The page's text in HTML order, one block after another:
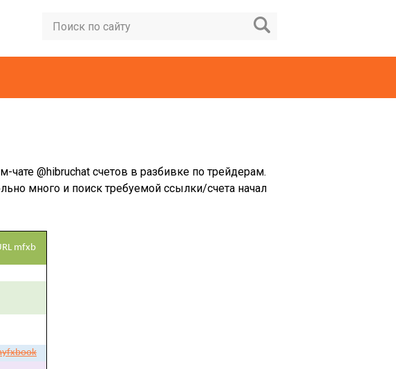
@hibruchat счетов в разбивке по трейдерам.
много и поиск требуемой ссылки/счета начал
mfxb